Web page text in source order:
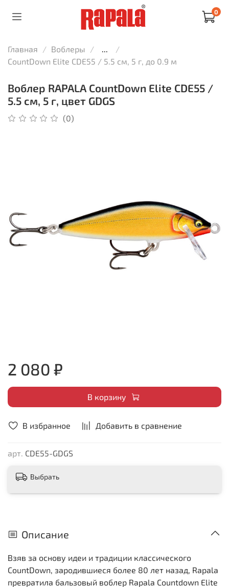
0
Главная Воблеры
...
CountDown Elite CDE55 / 5.5 см, 5 г, до 0.9 м
Воблер RAPALA CountDown Elite CDE55 /
5.5 см, 5 г, цвет GDGS
(0)
В избранное Добавить в сравнение
арт. CDE55-GDGS
2 080 ₽
В корзину
Выбрать
Описание
Взяв за основу идеи и традиции классического
CountDown, зародившиеся более 80 лет назад, Rapala
превратила бальзовый воблер Rapala Countdown Elite